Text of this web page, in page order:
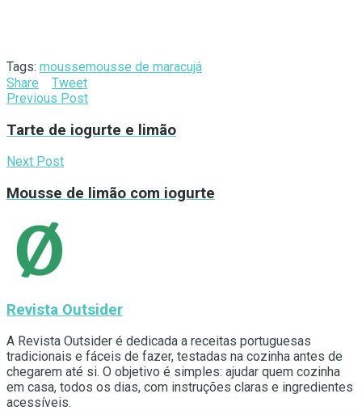
Tags: moussemousse de maracujá
Share
Tweet
Previous Post
Tarte de iogurte e limão
Next Post
Mousse de limão com iogurte
Revista Outsider
A Revista Outsider é dedicada a receitas portuguesas
tradicionais e fáceis de fazer, testadas na cozinha antes de
chegarem até si. O objetivo é simples: ajudar quem cozinha
em casa, todos os dias, com instruções claras e ingredientes
acessíveis.